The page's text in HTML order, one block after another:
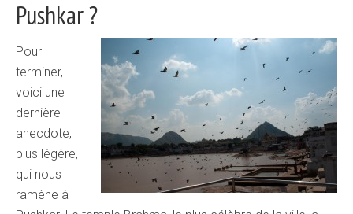
Pushkar ?
Pour
terminer,
voici une
dernière
anecdote,
plus légère,
qui nous
ramène à